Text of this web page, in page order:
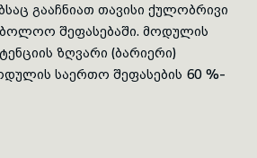
გააჩნიათ თავისი ქულობრივი
შე­ფა­სებაში. მოდულის
ზღვარი (ბარიერი)
საერთო შეფასების 60 %-